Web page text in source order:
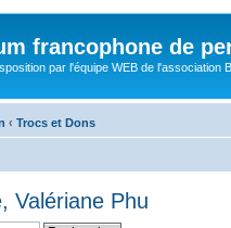
francophone de
par l'équipe WEB de l'association
‹ Trocs et Dons
Valériane Phu